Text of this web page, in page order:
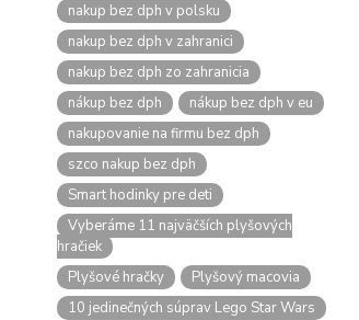
nakup bez dph v polsku
nakup bez dph v zahranici
nakup bez dph zo zahranicia
nákup bez dph
nákup bez dph v eu
nakupovanie na firmu bez dph
szco nakup bez dph
Smart hodinky pre deti
Vyberáme 11 najväčších plyšových
hračiek
Plyšové hračky
Plyšový macovia
10 jedinečných súprav Lego Star Wars